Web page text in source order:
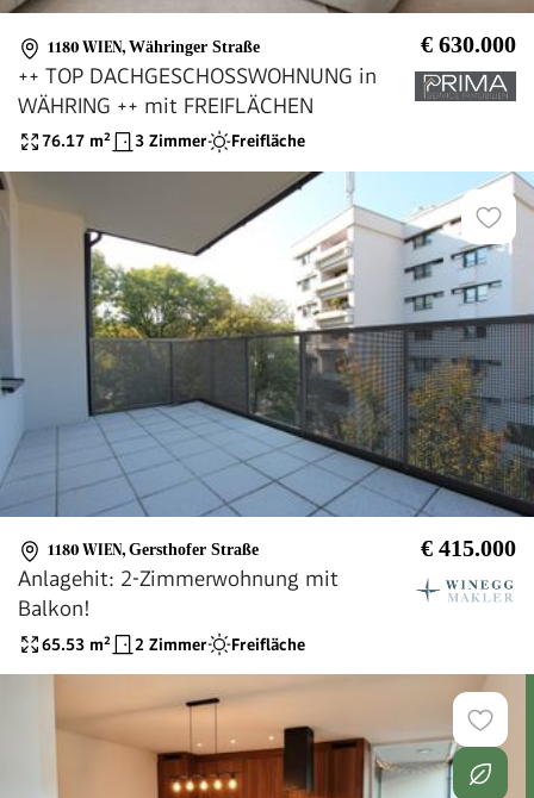
1180 WIEN, Währinger Straße € 630.000
++ TOP DACHGESCHOSSWOHNUNG in
WÄHRING ++ mit FREIFLÄCHEN
76.17 m² 3 Zimmer Freifläche
1180 WIEN, Gersthofer Straße € 415.000
Anlagehit: 2-Zimmerwohnung mit
Balkon!
65.53 m² 2 Zimmer Freifläche